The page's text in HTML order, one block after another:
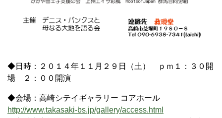
◆日時：２０１４年１１月２９日（土） ｐｍ１：３０開
場 ２：００開演
◆会場：高崎シテイギャラリー コアホール
http://www.takasaki-bs.jp/gallery/access.html